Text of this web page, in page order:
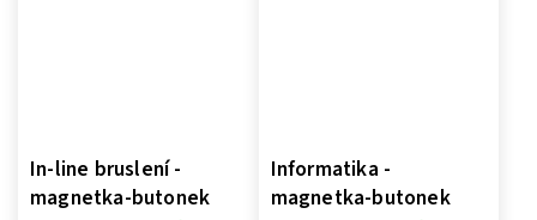
In-line bruslení -
magnetka-butonek
Informatika -
magnetka-butonek